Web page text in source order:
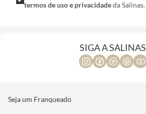
termos de uso e privacidadeda Salinas.
SIGA A SALINAS
Seja um Franqueado